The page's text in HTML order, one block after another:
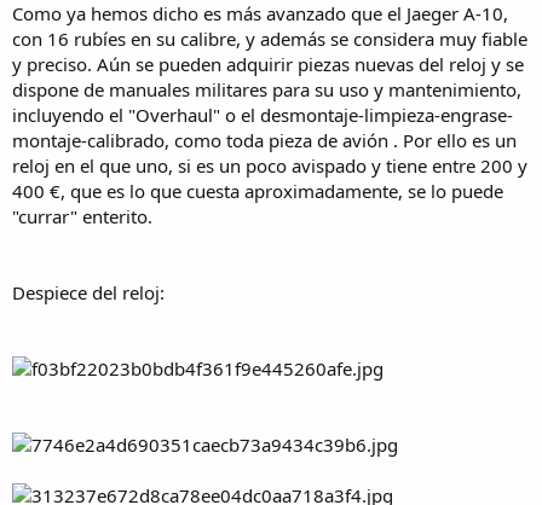
Como ya hemos dicho es más avanzado que el Jaeger A-10,
con 16 rubíes en su calibre, y además se considera muy fiable
y preciso. Aún se pueden adquirir piezas nuevas del reloj y se
dispone de manuales militares para su uso y mantenimiento,
incluyendo el "Overhaul" o el desmontaje-limpieza-engrase-
montaje-calibrado, como toda pieza de avión . Por ello es un
reloj en el que uno, si es un poco avispado y tiene entre 200 y
400 €, que es lo que cuesta aproximadamente, se lo puede
"currar" enterito.
Despiece del reloj: